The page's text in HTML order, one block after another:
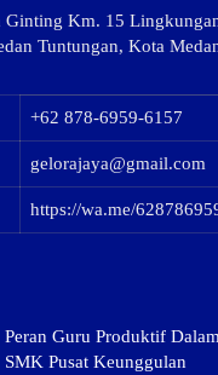
Ginting Km. 15
Tuntungan, Kota
+62 878-6959-6157
gelorajaya@gmail.com
https://wa.me/
Peran Guru Produktif
SMK Pusat Keunggulan